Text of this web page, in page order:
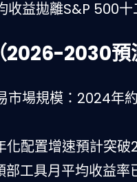
收益拋離S&P 500
2026-2030預
市場規模：2024年
化配置增速預計突破
工具月平均收益率